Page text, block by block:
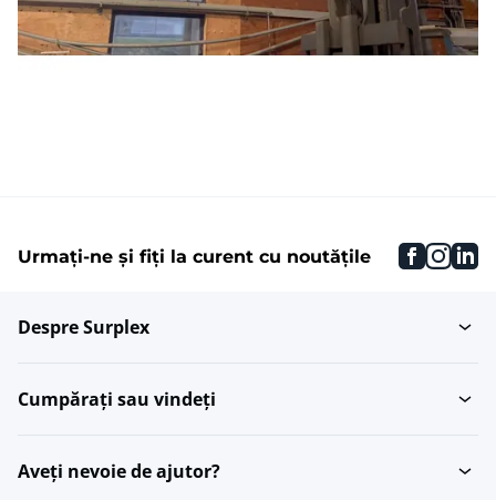
Urmați-ne și fiți la curent cu noutățile
Despre Surplex
Cumpărați sau vindeți
Aveți nevoie de ajutor?